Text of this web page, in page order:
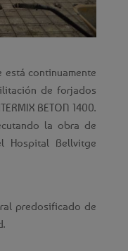
está continuamente
de forjados
BETON 1400.
la obra de
Hospital Bellvitge
predosificado de